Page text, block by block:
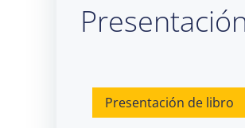
Presentación de libro